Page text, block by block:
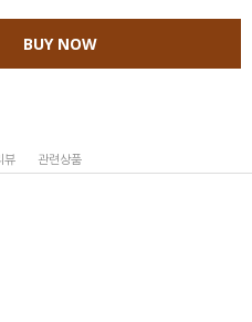
BUY NOW
뷰 관련상품